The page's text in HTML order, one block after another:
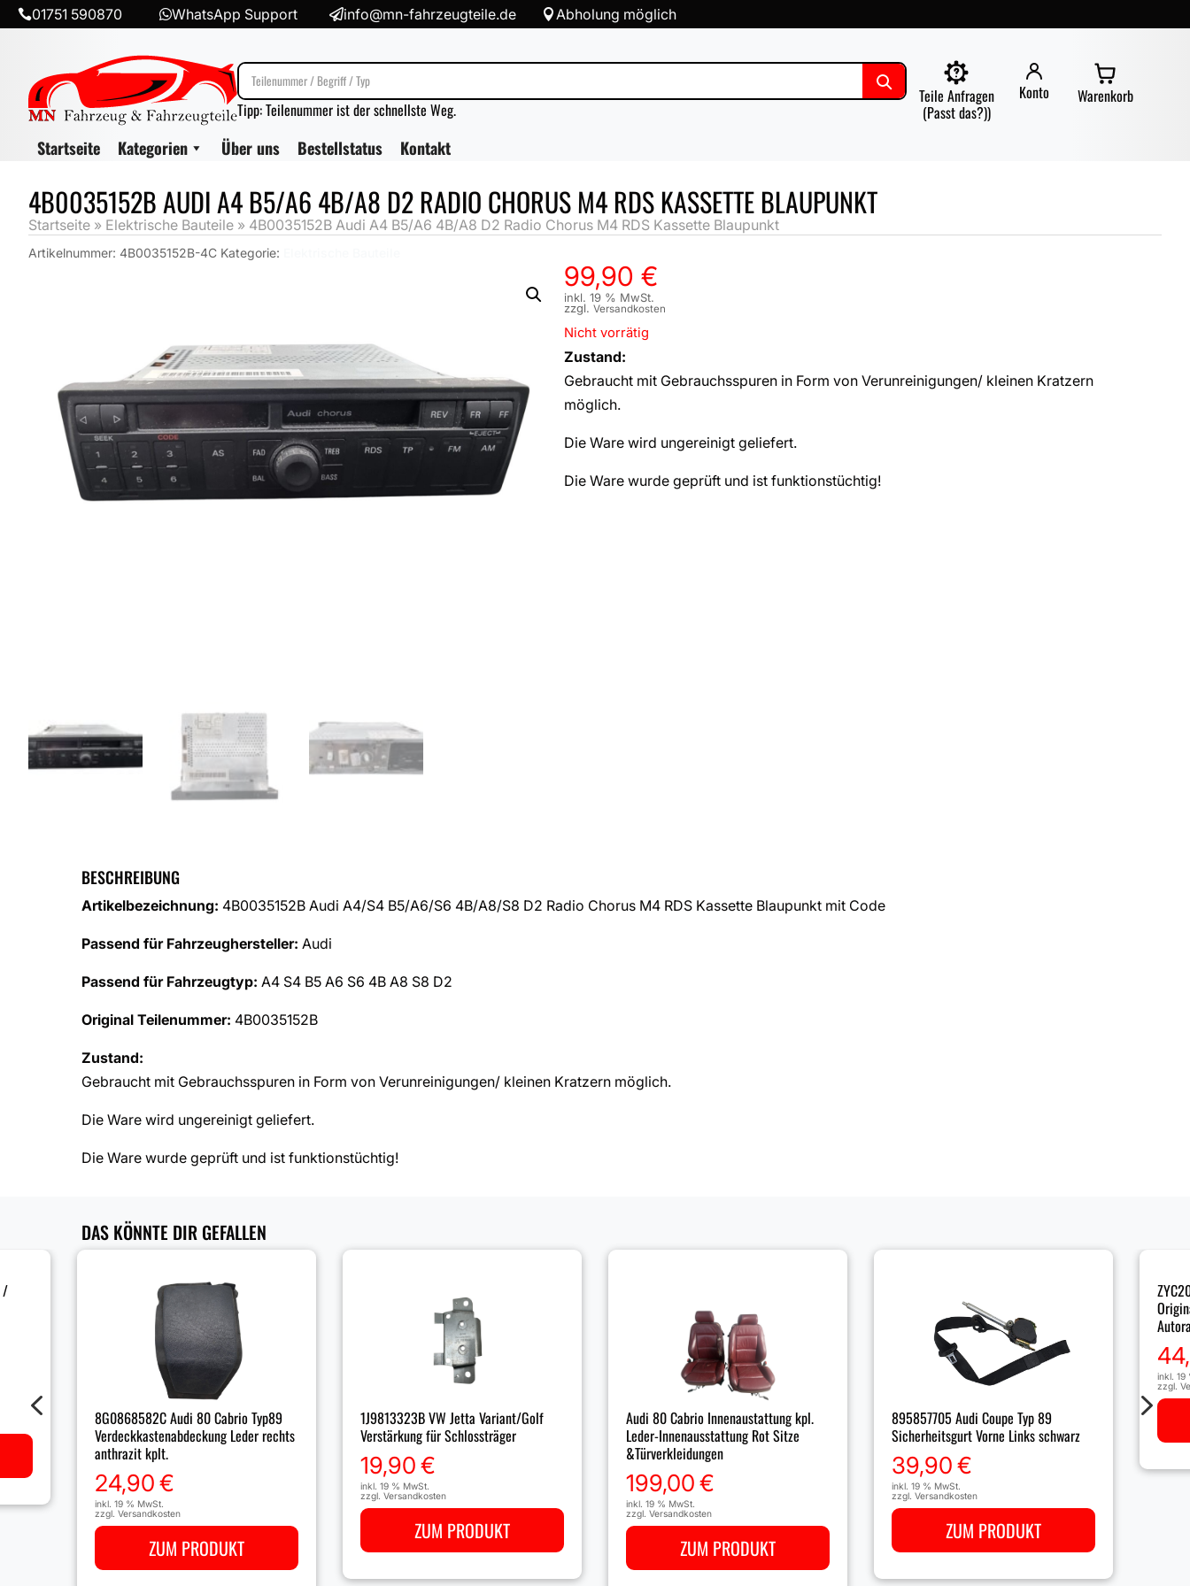
01751 590870 WhatsApp Support info@mn-fahrzeugteile.de Abholung möglich
Teile Anfragen
(Passt das?))
Konto Warenkorb
Tipp: Teilenummer ist der schnellste Weg.
Startseite Kategorien Über uns Bestellstatus Kontakt
4B0035152B AUDI A4 B5/A6 4B/A8 D2 RADIO CHORUS M4 RDS KASSETTE BLAUPUNKT
Startseite » Elektrische Bauteile » 4B0035152B Audi A4 B5/A6 4B/A8 D2 Radio Chorus M4 RDS Kassette Blaupunkt
Artikelnummer: 4B0035152B-4C Kategorie:
99,90 €
inkl. 19 % MwSt.
zzgl. Versandkosten
Nicht vorrätig
Zustand:
Gebraucht mit Gebrauchsspuren in Form von Verunreinigungen/ kleinen Kratzern
möglich.
Die Ware wird ungereinigt geliefert.
Die Ware wurde geprüft und ist funktionstüchtig!
BESCHREIBUNG
Artikelbezeichnung: 4B0035152B Audi A4/S4 B5/A6/S6 4B/A8/S8 D2 Radio Chorus M4 RDS Kassette Blaupunkt mit Code
Passend für Fahrzeughersteller: Audi
Passend für Fahrzeugtyp: A4 S4 B5 A6 S6 4B A8 S8 D2
Original Teilenummer: 4B0035152B
Zustand:
Gebraucht mit Gebrauchsspuren in Form von Verunreinigungen/ kleinen Kratzern möglich.
Die Ware wird ungereinigt geliefert.
Die Ware wurde geprüft und ist funktionstüchtig!
DAS KÖNNTE DIR GEFALLEN
/
8G0868582C Audi 80 Cabrio Typ89
Verdeckkastenabdeckung Leder rechts
anthrazit kplt.
24,90€
inkl. 19 % MwSt.
zzgl. Versandkosten
ZUM PRODUKT
1J9813323B VW Jetta Variant/Golf
Verstärkung für Schlossträger
19,90€
inkl. 19 % MwSt.
zzgl. Versandkosten
ZUM PRODUKT
Audi 80 Cabrio Innenaustattung kpl.
Leder-Innenausstattung Rot Sitze
&Türverkleidungen
199,00€
inkl. 19 % MwSt.
zzgl. Versandkosten
ZUM PRODUKT
895857705 Audi Coupe Typ 89
Sicherheitsgurt Vorne Links schwarz
39,90€
inkl. 19 % MwSt.
zzgl. Versandkosten
ZUM PRODUKT
inkl. 19
zzgl.
4 5